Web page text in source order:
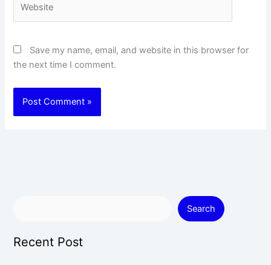
Save my name, email, and website in this browser for
the next time I comment.
Search
Recent Post